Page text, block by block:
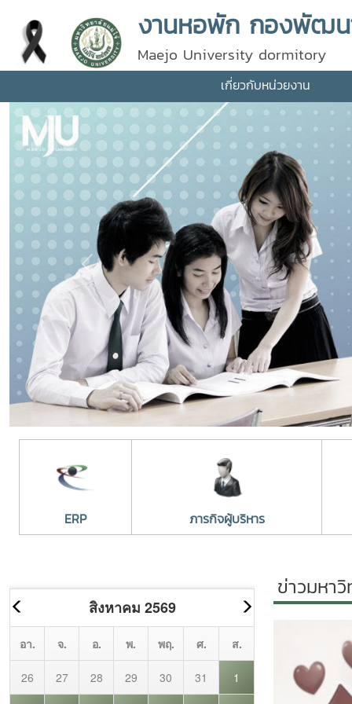
งานหอพัก กองพัฒน
Maejo University dormitory
เกี่ยวกับหน่วยงาน
Previous
ERP ภารกิจผู้บริหาร
ข่าวมหา